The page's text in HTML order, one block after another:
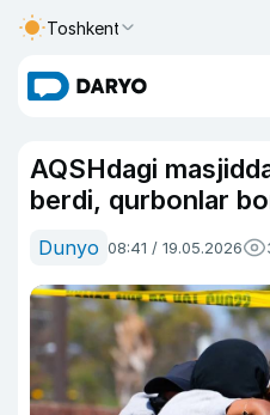
Toshkent
AQSHdagi
berdi, qurbonlar
Dunyo 08:41 / 19.05.2026